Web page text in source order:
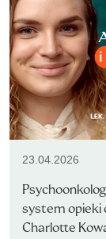
23.04.2026
system opieki
Charlotte